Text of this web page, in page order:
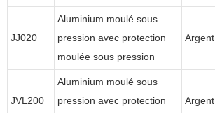
JJ020
Aluminium moulé sous
pression avec protection
moulée sous pression
Argent
JVL200
Aluminium moulé sous
pression avec protection
Argent